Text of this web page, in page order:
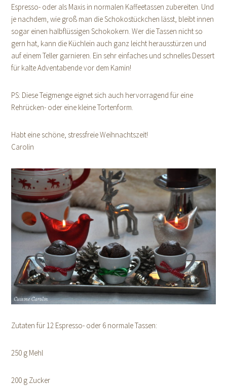
Espresso- oder als Maxis in normalen Kaffeetassen zubereiten. Und
je nachdem, wie groß man die Schokostückchen lässt, bleibt innen
sogar einen halbflüssigen Schokokern. Wer die Tassen nicht so
gern hat, kann die Küchlein auch ganz leicht herausstürzen und
auf einem Teller garnieren. Ein sehr einfaches und schnelles Dessert
für kalte Adventabende vor dem Kamin!
PS: Diese Teigmenge eignet sich auch hervorragend für eine
Rehrücken- oder eine kleine Tortenform.
Habt eine schöne, stressfreie Weihnachtszeit!
Carolin
Zutaten für 12 Espresso- oder 6 normale Tassen:
250 g Mehl
200 g Zucker